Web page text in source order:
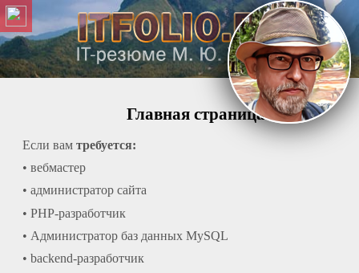
Главная страница
Если вам требуется:
• вебмастер
• администратор сайта
• PHP-разработчик
• Администратор баз данных MySQL
• backend-разработчик